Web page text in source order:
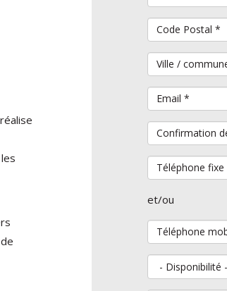
Code Postal*
Ville / commune
Email*
Confirmation
Téléphone fixe
et/ou
Téléphone
Disponibilité